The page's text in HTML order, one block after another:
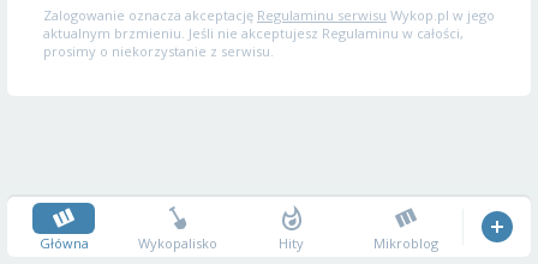
Zalogowanie oznacza akceptację Regulaminu serwisu Wykop.pl w jego
aktualnym brzmieniu. Jeśli nie akceptujesz Regulaminu w całości,
prosimy o niekorzystanie z serwisu.
Główna Wykopalisko Hity Mikroblog